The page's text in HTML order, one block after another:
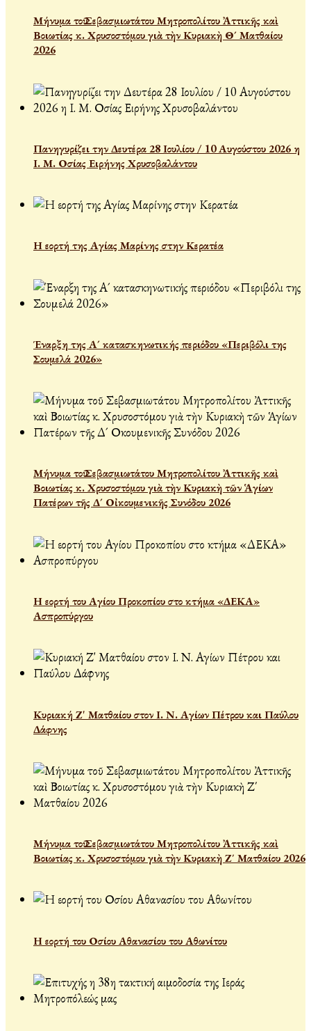
Μήνυμα τοῦ Σεβασμιωτάτου Μητροπολίτου Ἀττικῆς καὶ
Βοιωτίας κ. Χρυσοστόμου γιὰ τὴν Κυριακὴ Θ´ Ματθαίου
2026
Πανηγυρίζει την Δευτέρα 28 Ιουλίου / 10 Αυγούστου 2026 η
Ι. Μ. Οσίας Ειρήνης Χρυσοβαλάντου
Η εορτή της Αγίας Μαρίνης στην Κερατέα
Έναρξη της Α´ κατασκηνωτικής περιόδου «Περιβόλι της
Σουμελά 2026»
Μήνυμα τοῦ Σεβασμιωτάτου Μητροπολίτου Ἀττικῆς καὶ
Βοιωτίας κ. Χρυσοστόμου γιὰ τὴν Κυριακὴ τῶν Ἁγίων
Πατέρων τῆς Δ´ Οἰκουμενικῆς Συνόδου 2026
Η εορτή του Αγίου Προκοπίου στο κτήμα «ΔΕΚΑ»
Ασπροπύργου
Κυριακή Ζ' Ματθαίου στον Ι. Ν. Αγίων Πέτρου και Παύλου
Δάφνης
Μήνυμα τοῦ Σεβασμιωτάτου Μητροπολίτου Ἀττικῆς καὶ
Βοιωτίας κ. Χρυσοστόμου γιὰ τὴν Κυριακὴ Ζ΄ Ματθαίου 2026
Η εορτή του Οσίου Αθανασίου του Αθωνίτου